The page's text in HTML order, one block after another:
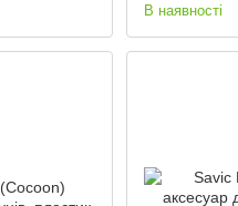
В наявності